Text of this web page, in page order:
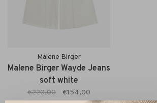
Malene Birger
Malene Birger Wayde Jeans
soft white
€220,00 €154,00